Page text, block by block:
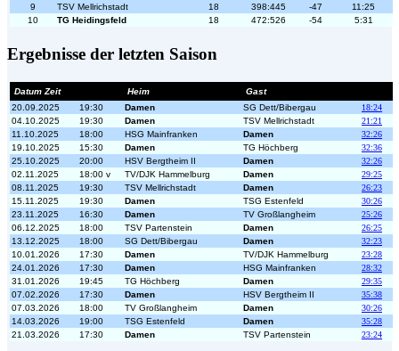
9
TSV Mellrichstadt 18 398:445 -47
11:25
10
TG Heidingsfeld 18 472:526 -54 5:31
Ergebnisse der letzten Saison
Datum Zeit Heim
Gast
20.09.2025
19:30 Damen SG Dett/Bibergau
18:24
04.10.2025
19:30 Damen TSV Mellrichstadt
21:21
11.10.2025
18:00 HSG Mainfranken Damen
32:26
19.10.2025
15:30 Damen TG Höchberg
32:36
25.10.2025
20:00 HSV Bergtheim II Damen
32:26
02.11.2025
18:00 v TV/DJK Hammelburg Damen
29:25
08.11.2025
19:30 TSV Mellrichstadt Damen
26:23
15.11.2025
19:30 Damen TSG Estenfeld
30:26
23.11.2025
16:30 Damen TV Großlangheim
25:26
06.12.2025
18:00 TSV Partenstein Damen
26:25
13.12.2025
18:00 SG Dett/Bibergau Damen
32:23
10.01.2026
17:30 Damen TV/DJK Hammelburg
23:28
24.01.2026
17:30 Damen HSG Mainfranken
28:32
31.01.2026
19:45 TG Höchberg Damen
29:35
07.02.2026
17:30 Damen HSV Bergtheim II
35:38
07.03.2026
18:00 TV Großlangheim Damen
30:26
14.03.2026
19:00 TSG Estenfeld Damen
35:28
21.03.2026
17:30 Damen TSV Partenstein 23:24